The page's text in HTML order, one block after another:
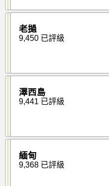
老撾
9,450 已評級
澤西島
9,441 已評級
緬甸
9,368 已評級